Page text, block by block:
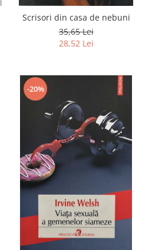
Scrisori din casa de nebuni
35,65 Lei
28,52 Lei
-20%